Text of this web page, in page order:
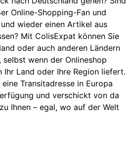
Online-Shopping-Fan und
wieder einen Artikel aus
Mit ColisExpat können Sie
oder auch anderen Ländern
wenn der Onlineshop
Ihr Land oder Ihre Region liefert.
Transitadresse in Europa
und verschickt von da
Ihnen – egal, wo auf der Welt